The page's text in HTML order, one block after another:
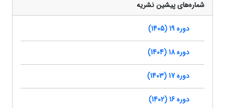
شماره‌های پیشین نشریه
دوره 19 (1405)
دوره 18 (1404)
دوره 17 (1403)
دوره 16 (1402)